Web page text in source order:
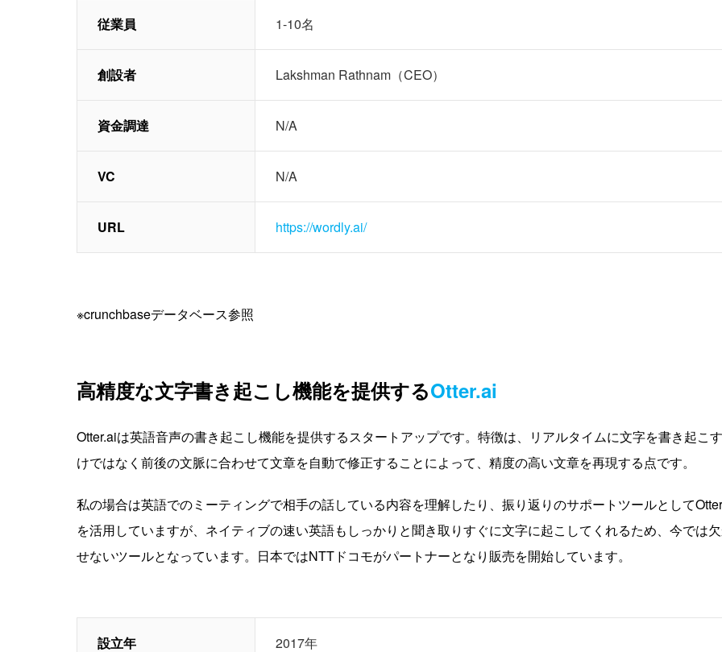
従業員 1-10名
創設者 Lakshman Rathnam（CEO）
資金調達 N/A
VC N/A
URL https://wordly.ai/
※crunchbaseデータベース参照
高精度な文字書き起こし機能を提供するOtter.ai
Otter.aiは英語音声の書き起こし機能を提供するスタートアップです。特徴は、リアルタイムに文字を書き起こ
けではなく前後の文脈に合わせて文章を自動で修正することによって、精度の高い文章を再現する点です。
私の場合は英語でのミーティングで相手の話している内容を理解したり、振り返りのサポートツールとして
を活用していますが、ネイティブの速い英語もしっかりと聞き取りすぐに文字に起こしてくれるため、今では
せないツールとなっています。日本ではNTTドコモがパートナーとなり販売を開始しています。
設立年 2017年